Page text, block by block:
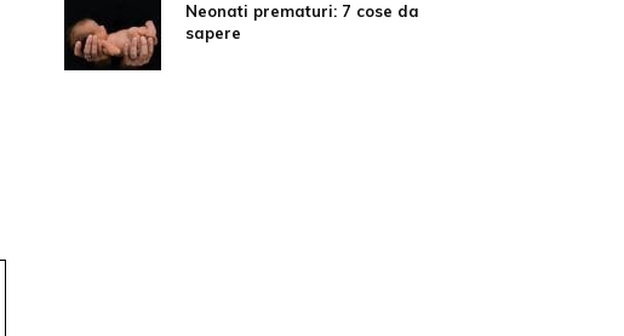
Neonati prematuri: 7 cose da
sapere